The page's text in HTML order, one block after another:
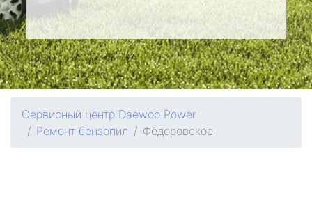
Сервисный центр Daewoo Power
Ремонт бензопил
Фёдоровское